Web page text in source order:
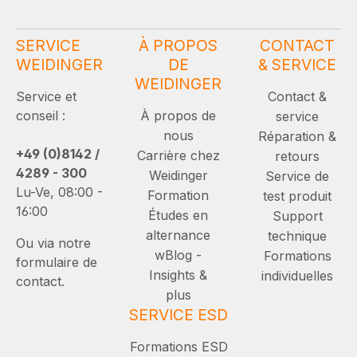
SERVICE
WEIDINGER
Service et
conseil :
+49 (0)8142 /
4289 - 300
Lu-Ve, 08:00 -
16:00
Ou via notre
formulaire de
contact.
À PROPOS
DE
WEIDINGER
À propos de
nous
Carrière chez
Weidinger
Formation
Études en
alternance
wBlog -
Insights &
plus
CONTACT
& SERVICE
Contact &
service
Réparation &
retours
Service de
test produit
Support
technique
Formations
individuelles
SERVICE ESD
Formations ESD